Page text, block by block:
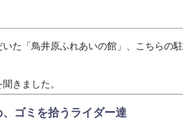
た「鳥井原ふれあいの館」、こちらの駐
きました。
ゴミを拾うライダー達